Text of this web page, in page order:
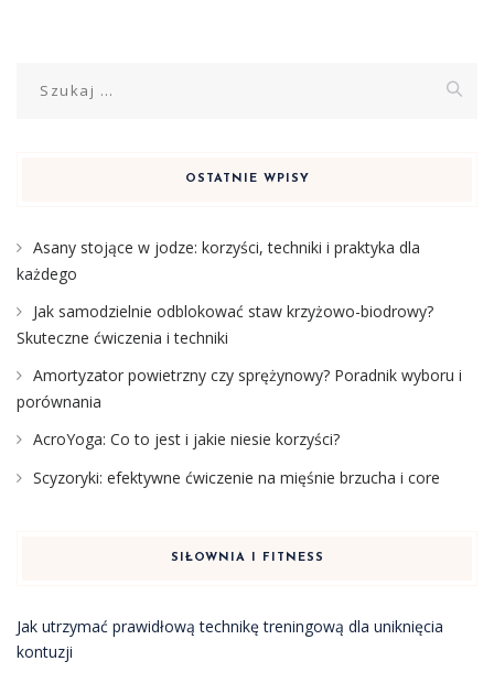
OSTATNIE WPISY
Asany stojące w jodze: korzyści, techniki i praktyka dla
każdego
Jak samodzielnie odblokować staw krzyżowo-biodrowy?
Skuteczne ćwiczenia i techniki
Amortyzator powietrzny czy sprężynowy? Poradnik wyboru i
porównania
AcroYoga: Co to jest i jakie niesie korzyści?
Scyzoryki: efektywne ćwiczenie na mięśnie brzucha i core
SIŁOWNIA I FITNESS
Jak utrzymać prawidłową technikę treningową dla uniknięcia
kontuzji